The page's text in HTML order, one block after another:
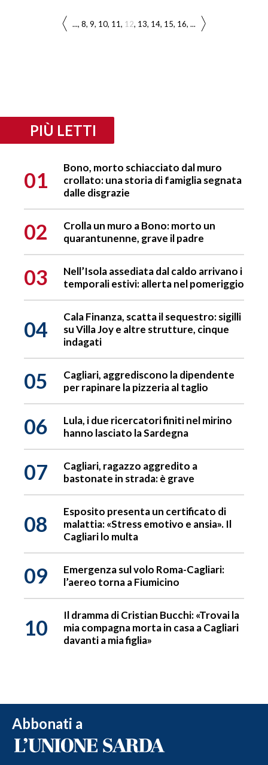
... 8 9 10 11 12 13 14 15 16 ...
PIÙ LETTI
01
Bono, morto schiacciato dal muro
crollato: una storia di famiglia segnata
dalle disgrazie
02
Crolla un muro a Bono: morto un
quarantunenne, grave il padre
03
Nell’Isola assediata dal caldo arrivano i
temporali estivi: allerta nel pomeriggio
04
Cala Finanza, scatta il sequestro: sigilli
su Villa Joy e altre strutture, cinque
indagati
05
Cagliari, aggrediscono la dipendente
per rapinare la pizzeria al taglio
06
Lula, i due ricercatori finiti nel mirino
hanno lasciato la Sardegna
07
Cagliari, ragazzo aggredito a
bastonate in strada: è grave
08
Esposito presenta un certificato di
malattia: «Stress emotivo e ansia». Il
Cagliari lo multa
09
Emergenza sul volo Roma-Cagliari:
l’aereo torna a Fiumicino
10
Il dramma di Cristian Bucchi: «Trovai la
mia compagna morta in casa a Cagliari
davanti a mia figlia»
Abbonati a